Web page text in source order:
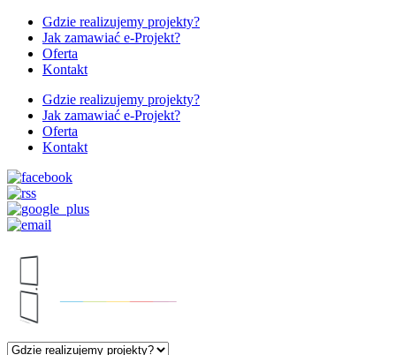
Gdzie realizujemy projekty?
Jak zamawiać e-Projekt?
Oferta
Kontakt
Gdzie realizujemy projekty?
Jak zamawiać e-Projekt?
Oferta
Kontakt